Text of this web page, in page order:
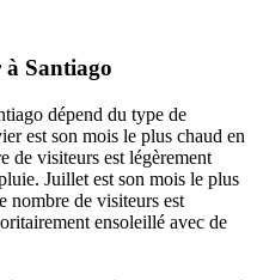
Santiago
dépend du type de
est son mois le plus chaud en
de visiteurs est légèrement
Juillet est son mois le plus
nombre de visiteurs est
ensoleillé avec de